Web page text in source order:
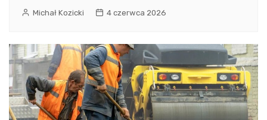
Michał Kozicki 4 czerwca 2026